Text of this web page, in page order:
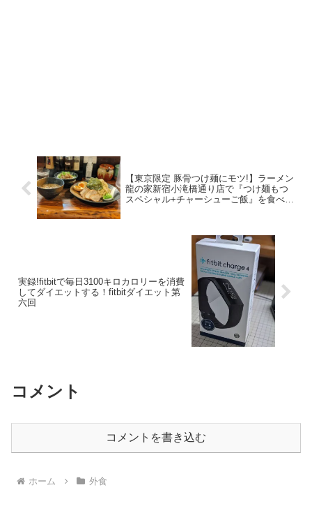
【東京限定 豚骨つけ麺にモツ!】ラーメン
龍の家新宿小滝橋通り店で『つけ麺もつ
スペシャル+チャーシューご飯』を食べて
実録!fitbitで毎日3100キロカロリーを消費
してダイエットする！fitbitダイエット第
六回
コメント
コメントを書き込む
ホーム 外食